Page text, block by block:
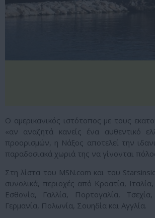
Ο αμερικανικός ιστότοπος με τους
«αν αναζητά κανείς ένα αυθεντικό
προορισμών, η Νάξος αποτελεί την
παραδοσιακά χωριά της να γίνονται
Στη λίστα του MSN.com και του
συνολικά, περιοχές από Κροατία,
Εσθονία, Γαλλία, Πορτογαλία,
Γερμανία, Πολωνία, Σουηδία και Αγγλία.